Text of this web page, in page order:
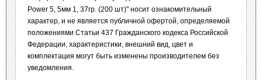
Power 5, 5мм 1, 37гр. (200 шт)" носит ознакомительный
характер, и не является публичной офертой, определяемой
положениями Статьи 437 Гражданского кодекса Российской
Федерации, характеристики, внешний вид, цвет и
комплектация могут быть изменены производителем без
уведомления.